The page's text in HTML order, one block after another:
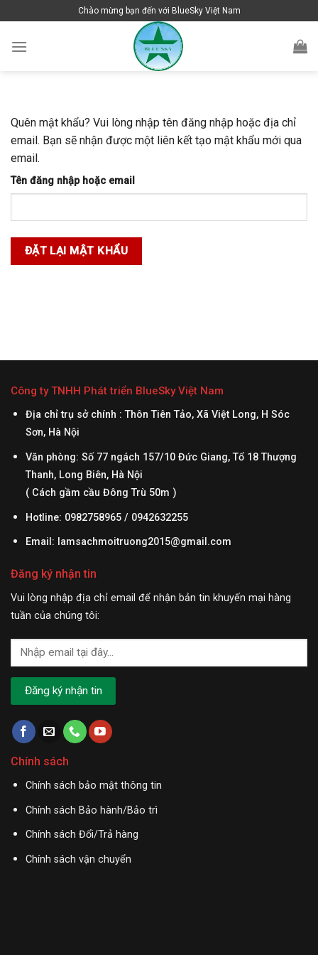
to
content
Chào mừng bạn đến với BlueSky Việt Nam
Quên mật khẩu? Vui lòng nhập tên đăng nhập hoặc địa chỉ
email. Bạn sẽ nhận được một liên kết tạo mật khẩu mới qua
email.
Tên đăng nhập hoặc email
ĐẶT LẠI MẬT KHẨU
Công ty TNHH Phát triển BlueSky Việt Nam
Địa chỉ trụ sở chính : Thôn Tiên Tảo, Xã Việt Long, H Sóc
Sơn, Hà Nội
Văn phòng: Số 77 ngách 157/10 Đức Giang, Tổ 18 Thượng
Thanh, Long Biên, Hà Nội
( Cách gầm cầu Đông Trù 50m )
Hotline: 0982758965 / 0942632255
Email: lamsachmoitruong2015@gmail.com
Đăng ký nhận tin
Vui lòng nhập địa chỉ email để nhận bản tin khuyến mại hàng
tuần của chúng tôi:
Chính sách
Chính sách bảo mật thông tin
Chính sách Bảo hành/Bảo trì
Chính sách Đổi/Trả hàng
Chính sách vận chuyển